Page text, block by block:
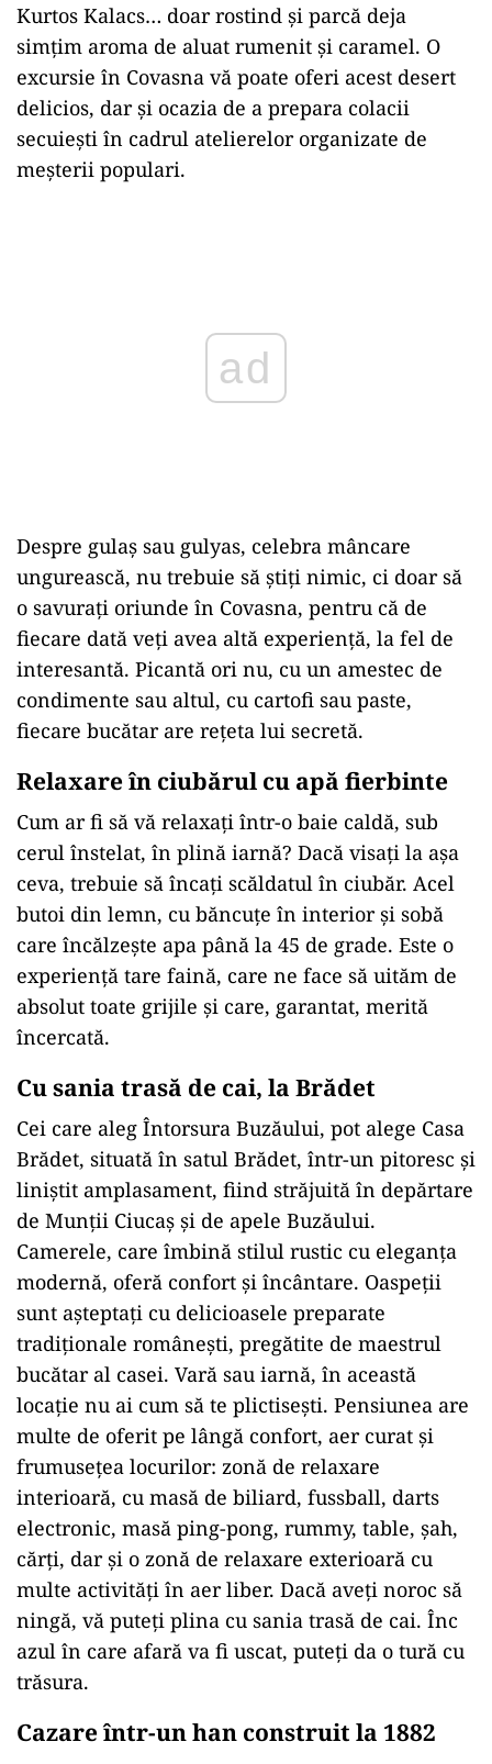
Kurtos Kalacs… doar rostind și parcă deja
simțim aroma de aluat rumenit și caramel. O
excursie în Covasna vă poate oferi acest desert
delicios, dar și ocazia de a prepara colacii
secuiești în cadrul atelierelor organizate de
meșterii populari.
Despre gulaș sau gulyas, celebra mâncare
ungurească, nu trebuie să știți nimic, ci doar să
o savurați oriunde în Covasna, pentru că de
fiecare dată veți avea altă experiență, la fel de
interesantă. Picantă ori nu, cu un amestec de
condimente sau altul, cu cartofi sau paste,
fiecare bucătar are rețeta lui secretă.
Relaxare în ciubărul cu apă fierbinte
Cum ar fi să vă relaxați într-o baie caldă, sub
cerul înstelat, în plină iarnă? Dacă visați la așa
ceva, trebuie să încați scăldatul în ciubăr. Acel
butoi din lemn, cu băncuțe în interior și sobă
care încălzește apa până la 45 de grade. Este o
experiență tare faină, care ne face să uităm de
absolut toate grijile și care, garantat, merită
încercată.
Cu sania trasă de cai, la Brădet
Cei care aleg Întorsura Buzăului, pot alege Casa
Brădet, situată în satul Brădet, într-un pitoresc și
liniștit amplasament, fiind străjuită în depărtare
de Munții Ciucaș și de apele Buzăului.
Camerele, care îmbină stilul rustic cu eleganța
modernă, oferă confort și încântare. Oaspeții
sunt așteptați cu delicioasele preparate
tradiționale românești, pregătite de maestrul
bucătar al casei. Vară sau iarnă, în această
locație nu ai cum să te plictisești. Pensiunea are
multe de oferit pe lângă confort, aer curat și
frumusețea locurilor: zonă de relaxare
interioară, cu masă de biliard, fussball, darts
electronic, masă ping-pong, rummy, table, șah,
cărți, dar și o zonă de relaxare exterioară cu
multe activități în aer liber. Dacă aveți noroc să
ningă, vă puteți plina cu sania trasă de cai. Înc
azul în care afară va fi uscat, puteți da o tură cu
trăsura.
Cazare într-un han construit la 1882